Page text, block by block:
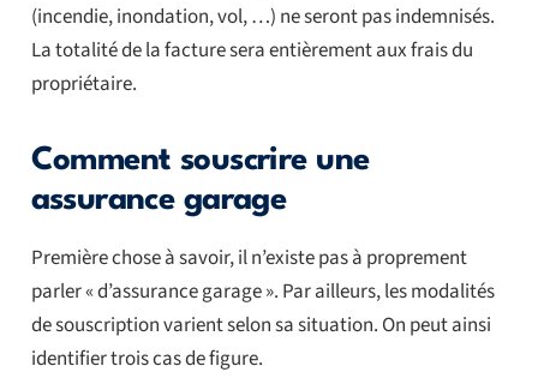
(incendie, inondation, vol, …) ne seront pas indemnisés.
La totalité de la facture sera entièrement aux frais du
propriétaire.
Comment souscrire une
assurance garage
Première chose à savoir, il n’existe pas à proprement
parler « d’assurance garage ». Par ailleurs, les modalités
de souscription varient selon sa situation. On peut ainsi
identifier trois cas de figure.